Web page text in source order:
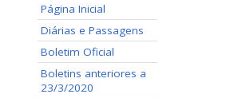
Página Inicial
Diárias e Passagens
Boletim Oficial
Boletins anteriores a
23/3/2020